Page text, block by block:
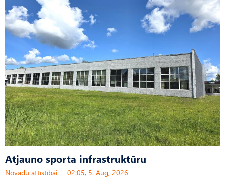
Atjauno sporta infrastruktūru
Novadu attīstībai 02:05, 5. Aug, 2026